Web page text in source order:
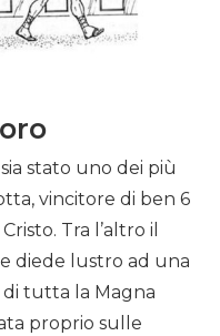
sia stato uno dei più
, vincitore di ben 6
Tra l’altro il
diede lustro ad una
tutta la Magna
proprio sulle